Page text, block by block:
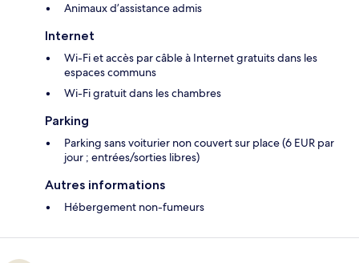
Animaux d’assistance admis
Internet
Wi-Fi et accès par câble à Internet gratuits dans les
espaces communs
Wi-Fi gratuit dans les chambres
Parking
Parking sans voiturier non couvert sur place (6 EUR par
jour ; entrées/sorties libres)
Autres informations
Hébergement non-fumeurs